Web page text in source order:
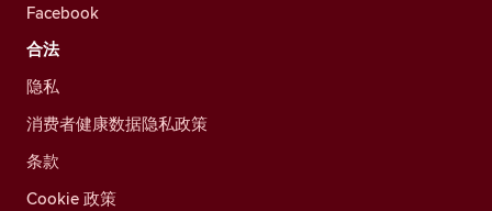
Facebook
合法
隐私
消费者健康数据隐私政策
条款
Cookie 政策